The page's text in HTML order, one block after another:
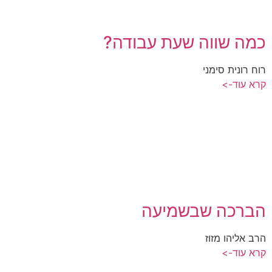
כמה שווה שעת עבודה?
רוח רונית סימני
קרא עוד->
הברכה שבשמיעה
הרב אליהו מזוז
קרא עוד->